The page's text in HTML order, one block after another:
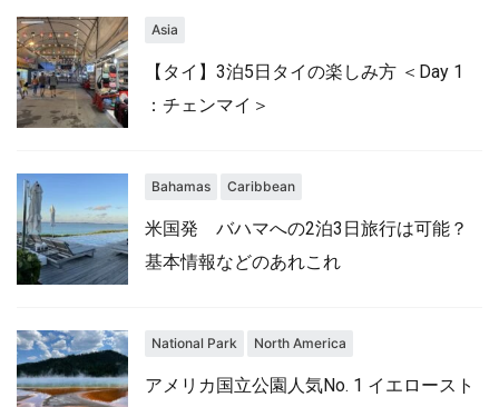
Asia
【タイ】3泊5日タイの楽しみ方 ＜Day 1
：チェンマイ＞
Bahamas Caribbean
米国発 バハマへの2泊3日旅行は可能？
基本情報などのあれこれ
National Park North America
アメリカ国立公園人気No. 1 イエロースト